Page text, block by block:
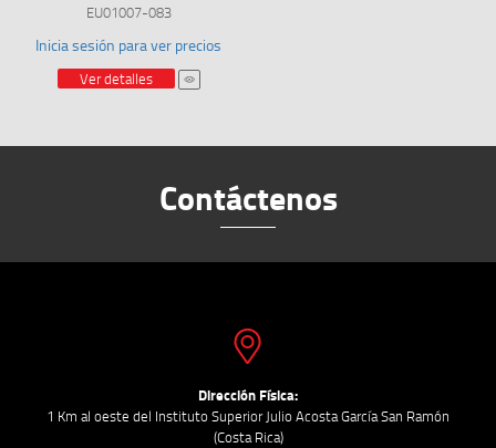
EU01007-083
Inicia sesión para ver precios
Ver detalles
Contáctenos
Dirección Física:
1 Km al oeste del Instituto Superior Julio Acosta García San Ramón
(Costa Rica)